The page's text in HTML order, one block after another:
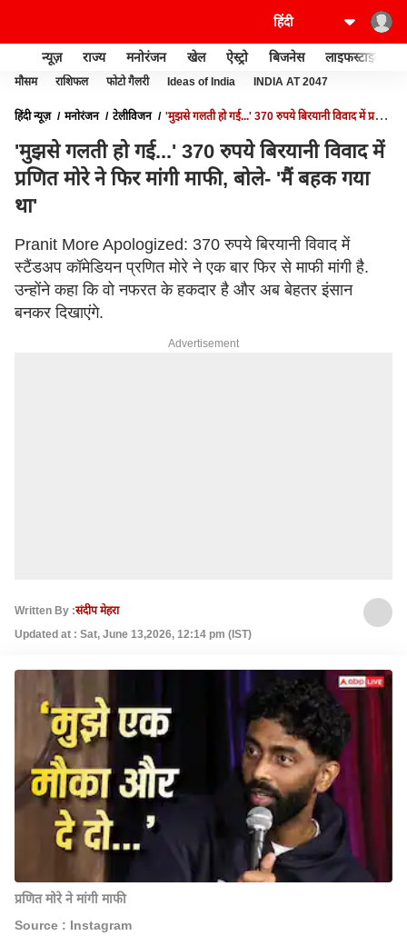
न्यूज़ राज्य मनोरंजन खेल ऐस्ट्रो बिजनेस लाइफस्टाइल
मौसम राशिफल फोटो गैलरी Ideas of India INDIA AT 2047
हिंदी न्यूज़ मनोरंजन टेलीविजन
'मुझसे गलती हो गई...' 370 रुपये बिरयानी विवाद में प्रणित
'मुझसे गलती हो गई...' 370 रुपये बिरयानी विवाद में
प्रणित मोरे ने फिर मांगी माफी, बोले- 'मैं बहक गया
था'
Pranit More Apologized: 370 रुपये बिरयानी विवाद में
स्टैंडअप कॉमेडियन प्रणित मोरे ने एक बार फिर से माफी मांगी है.
उन्होंने कहा कि वो नफरत के हकदार है और अब बेहतर इंसान
बनकर दिखाएंगे.
Advertisement
Written By :संदीप मेहरा
Updated at : Sat, June 13,2026, 12:14 pm (IST)
प्रणित मोरे ने मांगी माफी
Source : Instagram